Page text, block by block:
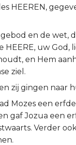
HEEREN,
en de wet,
HEERE, uw God,
en Hem
ziel.
zij gingen naar
Mozes een
gaf Jozua een
Verder